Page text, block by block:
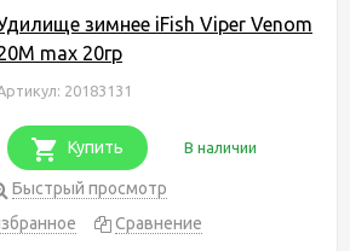
зимнее iFish Viper Venom
max 20гр
20183131
Купить В наличии
Быстрый просмотр
Сравнение